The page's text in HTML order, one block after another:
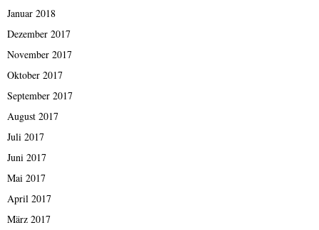
Januar 2018
Dezember 2017
November 2017
Oktober 2017
September 2017
August 2017
Juli 2017
Juni 2017
Mai 2017
April 2017
März 2017